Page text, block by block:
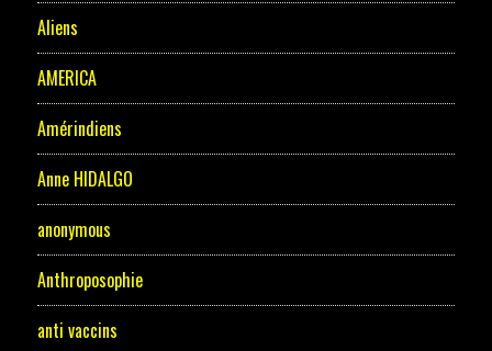
Aliens
AMERICA
Amérindiens
Anne HIDALGO
anonymous
Anthroposophie
anti vaccins